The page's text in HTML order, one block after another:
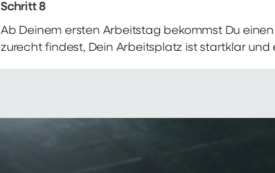
Schritt 8
Ab Deinem ersten Arbeitstag bekommst Du
zurecht findest, Dein Arbeitsplatz ist startklar